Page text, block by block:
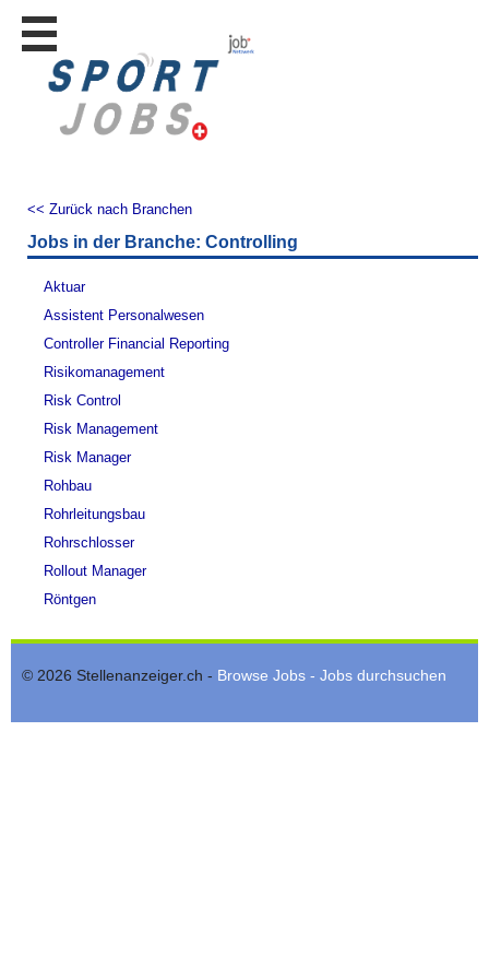
Stellen
finden
inserieren
Personalberatungen
Tipp's
WERBUNG
JOB-
Lehrstellen
finden
Lehrstellen
gratis
inserieren
<< Zurück nach Branchen
Jobs in der Branche: Controlling
Aktuar
Assistent Personalwesen
Controller Financial Reporting
Risikomanagement
Risk Control
Risk Management
Risk Manager
Rohbau
Rohrleitungsbau
Rohrschlosser
Rollout Manager
Röntgen
© 2026 Stellenanzeiger.ch - Browse Jobs - Jobs durchsuchen